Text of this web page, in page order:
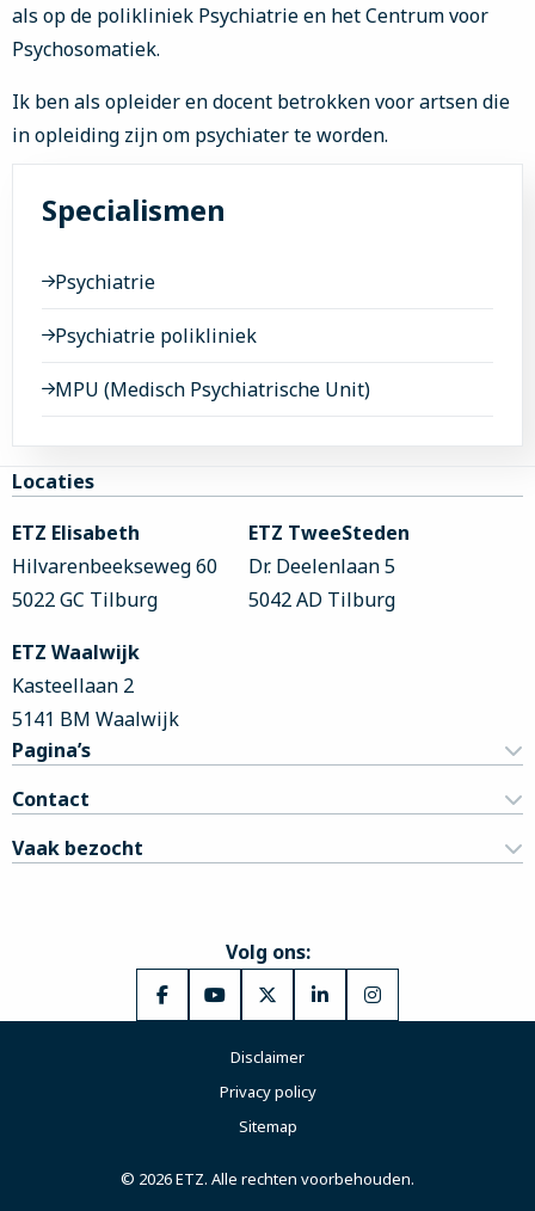
als op de polikliniek Psychiatrie en het Centrum voor
Psychosomatiek.
Ik ben als opleider en docent betrokken voor artsen die
in opleiding zijn om psychiater te worden.
Specialismen
Psychiatrie
Psychiatrie polikliniek
MPU (Medisch Psychiatrische Unit)
Site
Locaties
ETZ Elisabeth
Hilvarenbeekseweg 60
5022 GC Tilburg
ETZ TweeSteden
Dr. Deelenlaan 5
5042 AD Tilburg
ETZ Waalwijk
Kasteellaan 2
5141 BM Waalwijk
Pagina’s
Contact
Vaak bezocht
Volg ons:
Ga
Facebook
Ga
YouTube
Ga
X
Ga
Ga
Disclaimer
Privacy policy
Sitemap
© 2026 ETZ. Alle rechten voorbehouden.